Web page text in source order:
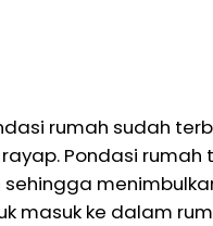
rumah sudah
Pondasi
sehingga
masuk ke dalam